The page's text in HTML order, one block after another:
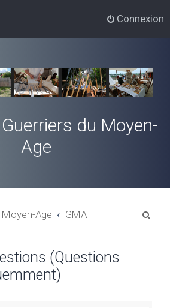
Connexion
du Moyen-
Age
Moyen-Age GMA
(Questions